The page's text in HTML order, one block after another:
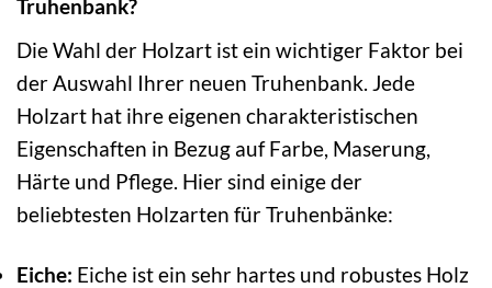
Truhenbank?
Die Wahl der Holzart ist ein wichtiger Faktor bei
der Auswahl Ihrer neuen Truhenbank. Jede
Holzart hat ihre eigenen charakteristischen
Eigenschaften in Bezug auf Farbe, Maserung,
Härte und Pflege. Hier sind einige der
beliebtesten Holzarten für Truhenbänke:
Eiche: Eiche ist ein sehr hartes und robustes Holz